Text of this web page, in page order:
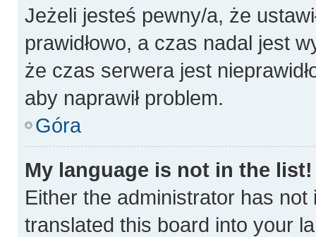
Jeżeli jesteś pewny/a, że
prawidłowo, a czas nadal jest
że czas serwera jest
aby naprawił problem.
Góra
My language is not in the list!
Either the administrator has
translated this board into your